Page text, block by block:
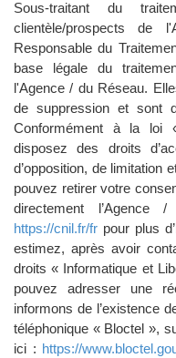
Sous-traitant du
clientèle/prospects
Responsable du
base légale du
l'Agence / du Réseau.
de suppression et sont
Conformément à la loi
disposez des droits
d’opposition, de limitation
pouvez retirer votre
directement
https://cnil.fr/fr pour plus
estimez, après avoir
droits « Informatique et
pouvez adresser une
informons de l’existence
téléphonique « Bloctel »,
ici : https://